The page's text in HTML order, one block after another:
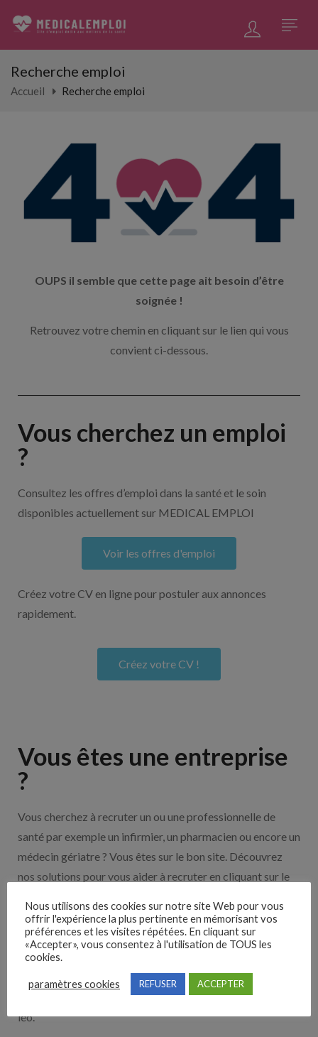
Recherche emploi
Accueil Recherche emploi
OUPS il semble que cette page ait besoin d’être
soignée !
Retrouvez votre chemin en cliquant sur le lien qui vous
convient ci-dessous.
Vous cherchez un emploi
?
Consultez les offres d’emploi dans la santé et le soin
disponibles actuellement sur MEDICAL EMPLOI
Voir les offres d'emploi
Créez votre CV en ligne pour postuler aux annonces
rapidement.
Créez votre CV !
Vous êtes une entreprise
?
Vous cherchez à recruter un ou une professionnelle de
santé par exemple un infirmier, un pharmacien ou encore un
médecin gériatre ? Vous êtes sur le bon site. Découvrez
nos solutions pour vous aider à recruter en cliquant sur le
Nos solutions entreprises
Lorem ipsum dolor sit amet, consectetur adipiscing elit. Ut
elit tellus, luctus nec ullamcorper mattis, pulvinar dapibus
leo.
Nous utilisons des cookies sur notre site Web pour vous
offrir l'expérience la plus pertinente en mémorisant vos
préférences et les visites répétées. En cliquant sur
«Accepter», vous consentez à l'utilisation de TOUS les
cookies.
paramètres cookies REFUSER ACCEPTER